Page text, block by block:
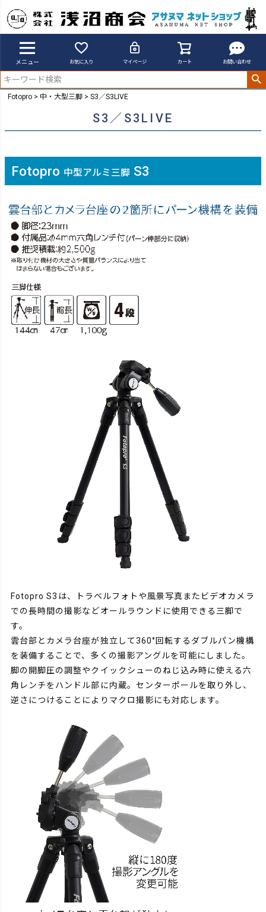
メニュー お気に入り マイページ カート お問い合わせ
Fotopro 中・大型三脚 S3／S3LIVE
S3／S3LIVE
Fotopro 中型アルミ三脚 S3
Fotopro S3は、トラベルフォトや風景写真またビデオカメラ
での長時間の撮影などオールラウンドに使用できる三脚で
す。
雲台部とカメラ台座が独立して360°回転するダブルパン機構
を装備することで、多くの撮影アングルを可能にしました。
脚の開脚圧の調整やクイックシューのねじ込み時に使える六
角レンチをハンドル部に内蔵。センターポールを取り外し、
逆さにつけることによりマクロ撮影にも対応します。